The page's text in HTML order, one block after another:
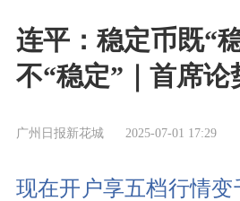
连平：稳定币既“
不“稳定”｜首席论
广州日报新花城 2025-07-01 17:29
现在开户享五档行情